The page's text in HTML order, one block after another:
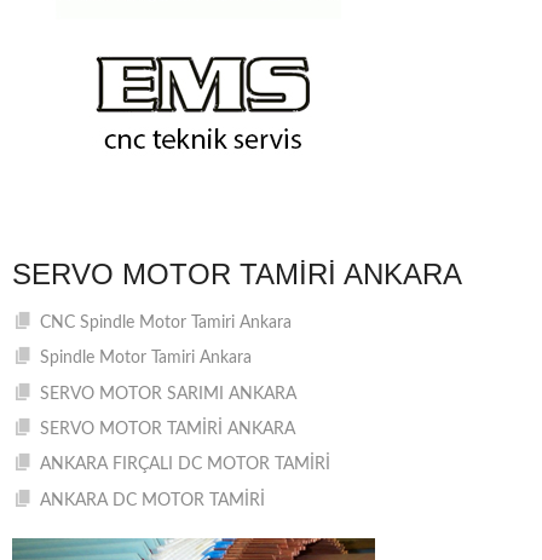
SERVO MOTOR TAMIRI ANKARA
CNC Spindle Motor Tamiri Ankara
Spindle Motor Tamiri Ankara
SERVO MOTOR SARIMI ANKARA
SERVO MOTOR TAMİRİ ANKARA
ANKARA FIRÇALI DC MOTOR TAMİRİ
ANKARA DC MOTOR TAMİRİ